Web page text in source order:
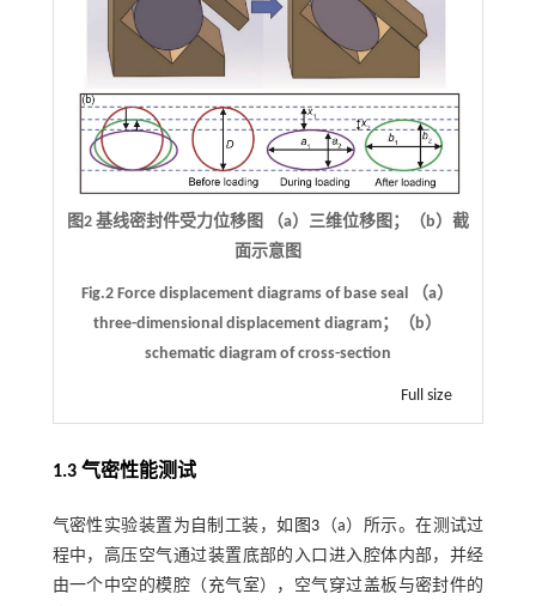
图2 基线密封件受力位移图 （a）三维位移图；（b）截
面示意图
Fig.2 Force displacement diagrams of base seal （a）
three-dimensional displacement diagram；（b）
schematic diagram of cross-section
Full size
1.3 气密性能测试
气密性实验装置为自制工装，如 图3 （a）所示。在测试过
程中，高压空气通过装置底部的入口进入腔体内部，并经
由一个中空的模腔（充气室），空气穿过盖板与密封件的